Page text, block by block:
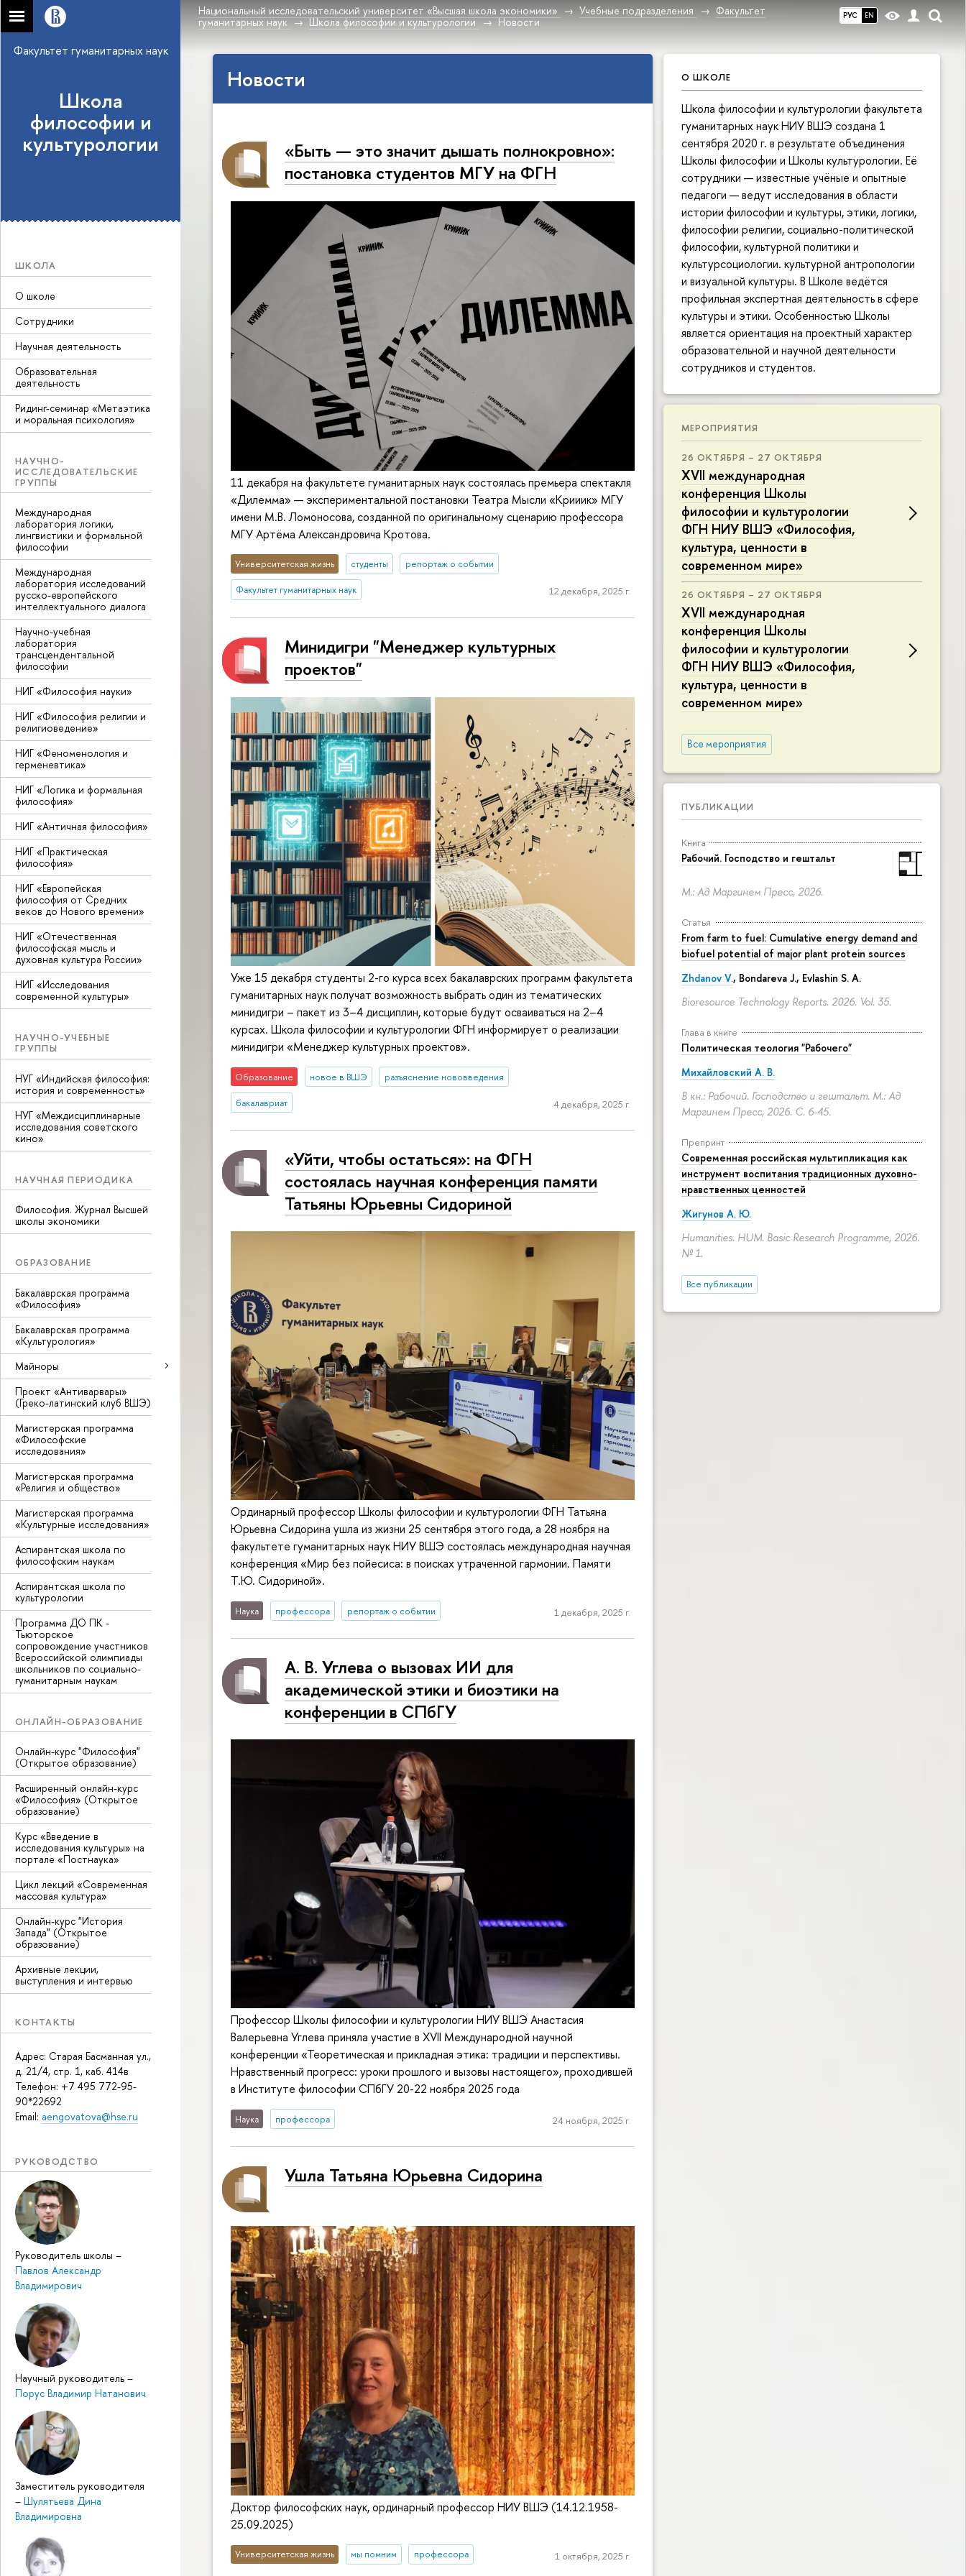
РУС EN
Национальный исследовательский университет «Высшая школа экономики» Учебные подразделения
Факультет
гуманитарных наук
Школа философии и культурологии Новости
Факультет гуманитарных наук
Школа
философии и
культурологии
ШКОЛА
О школе
Сотрудники
Научная деятельность
Образовательная
деятельность
Ридинг-семинар «Метаэтика
и моральная психология»
НАУЧНО-
ИССЛЕДОВАТЕЛЬСКИЕ
ГРУППЫ
Международная
лаборатория логики,
лингвистики и формальной
философии
Международная
лаборатория исследований
русско-европейского
интеллектуального диалога
Научно-учебная
лаборатория
трансцендентальной
философии
НИГ «Философия науки»
НИГ «Философия религии и
религиоведение»
НИГ «Феноменология и
герменевтика»
НИГ «Логика и формальная
философия»
НИГ «Античная философия»
НИГ «Практическая
философия»
НИГ «Европейская
философия от Средних
веков до Нового времени»
НИГ «Отечественная
философская мысль и
духовная культура России»
НИГ «Исследования
современной культуры»
НАУЧНО-УЧЕБНЫЕ
ГРУППЫ
НУГ «Индийская философия:
история и современность»
НУГ «Междисциплинарные
исследования советского
кино»
НАУЧНАЯ ПЕРИОДИКА
Философия. Журнал Высшей
школы экономики
ОБРАЗОВАНИЕ
Бакалаврская программа
«Философия»
Бакалаврская программа
«Культурология»
Майноры
Проект «Антиварвары»
(Греко-латинский клуб ВШЭ)
Магистерская программа
«Философские
исследования»
Магистерская программа
«Религия и общество»
Магистерская программа
«Культурные исследования»
Аспирантская школа по
философским наукам
Аспирантская школа по
культурологии
Программа ДО ПК -
Тьюторское
сопровождение участников
Всероссийской олимпиады
школьников по социально-
гуманитарным наукам
ОНЛАЙН-ОБРАЗОВАНИЕ
Онлайн-курс "Философия"
(Открытое образование)
Расширенный онлайн-курс
«Философия» (Открытое
образование)
Курс «Введение в
исследования культуры» на
портале «Постнаука»
Цикл лекций «Современная
массовая культура»
Онлайн-курс "История
Запада" (Открытое
образование)
Архивные лекции,
выступления и интервью
КОНТАКТЫ
Адрес: Старая Басманная ул.,
д. 21/4, стр. 1, каб. 414в
Телефон: +7 495 772-95-
90*22692
Email: aengovatova@hse.ru
РУКОВОДСТВО
Руководитель школы –
Павлов Александр
Владимирович
Научный руководитель –
Порус Владимир Натанович
Заместитель руководителя
– Шулятьева Дина
Владимировна
О ШКОЛЕ
Школа философии и культурологии факультета
гуманитарных наук НИУ ВШЭ создана 1
сентября 2020 г. в результате объединения
Школы философии и Школы культурологии. Её
сотрудники — известные учёные и опытные
педагоги — ведут исследования в области
истории философии и культуры, этики, логики,
философии религии, социально-политической
философии, культурной политики и
культурсоциологии. культурной антропологии
и визуальной культуры. В Школе ведётся
профильная экспертная деятельность в сфере
культуры и этики. Особенностью Школы
является ориентация на проектный характер
образовательной и научной деятельности
сотрудников и студентов.
МЕРОПРИЯТИЯ
26 ОКТЯБРЯ – 27 ОКТЯБРЯ
XVII международная
конференция Школы
философии и культурологии
ФГН НИУ ВШЭ «Философия,
культура, ценности в
современном мире»
26 ОКТЯБРЯ – 27 ОКТЯБРЯ
XVII международная
конференция Школы
философии и культурологии
ФГН НИУ ВШЭ «Философия,
культура, ценности в
современном мире»
Все мероприятия
ПУБЛИКАЦИИ
Книга
Рабочий. Господство и гештальт
М.: Ад Маргинем Пресс, 2026.
Статья
From farm to fuel: Cumulative energy demand and
biofuel potential of major plant protein sources
Zhdanov V., Bondareva J., Evlashin S. A.
Bioresource Technology Reports. 2026. Vol. 35.
Глава в книге
Политическая теология "Рабочего"
Михайловский А. В.
В кн.: Рабочий. Господство и гештальт. М.: Ад
Маргинем Пресс, 2026. С. 6-45.
Препринт
Современная российская мультипликация как
инструмент воспитания традиционных духовно-
нравственных ценностей
Жигунов А. Ю.
Humanities. HUM. Basic Research Programme, 2026.
№ 1.
Все публикации
Новости
«Быть — это значит дышать полнокровно»:
постановка студентов МГУ на ФГН
11 декабря на факультете гуманитарных наук состоялась премьера спектакля
«Дилемма» — экспериментальной постановки Театра Мысли «Крииик» МГУ
имени М.В. Ломоносова, созданной по оригинальному сценарию профессора
МГУ Артёма Александровича Кротова.
Университетская жизнь студенты репортаж о событии
Факультет гуманитарных наук 12 декабря, 2025 г.
Минидигри "Менеджер культурных
проектов"
Уже 15 декабря студенты 2-го курса всех бакалаврских программ факультета
гуманитарных наук получат возможность выбрать один из тематических
минидигри – пакет из 3–4 дисциплин, которые будут осваиваться на 2–4
курсах. Школа философии и культурологии ФГН информирует о реализации
минидигри «Менеджер культурных проектов».
Образование новое в ВШЭ разъяснение нововведения
бакалавриат 4 декабря, 2025 г.
«Уйти, чтобы остаться»: на ФГН
состоялась научная конференция памяти
Татьяны Юрьевны Сидориной
Ординарный профессор Школы философии и культурологии ФГН Татьяна
Юрьевна Сидорина ушла из жизни 25 сентября этого года, а 28 ноября на
факультете гуманитарных наук НИУ ВШЭ состоялась международная научная
конференция «Мир без пойесиса: в поисках утраченной гармонии. Памяти
Т.Ю. Сидориной».
Наука профессора репортаж о событии 1 декабря, 2025 г.
А. В. Углева о вызовах ИИ для
академической этики и биоэтики на
конференции в СПбГУ
Профессор Школы философии и культурологии НИУ ВШЭ Анастасия
Валерьевна Углева приняла участие в XVII Международной научной
конференции «Теоретическая и прикладная этика: традиции и перспективы.
Нравственный прогресс: уроки прошлого и вызовы настоящего», проходившей
в Институте философии СПбГУ 20-22 ноября 2025 года
Наука профессора 24 ноября, 2025 г.
Ушла Татьяна Юрьевна Сидорина
Доктор философских наук, ординарный профессор НИУ ВШЭ (14.12.1958-
25.09.2025)
Университетская жизнь мы помним профессора 1 октября, 2025 г.